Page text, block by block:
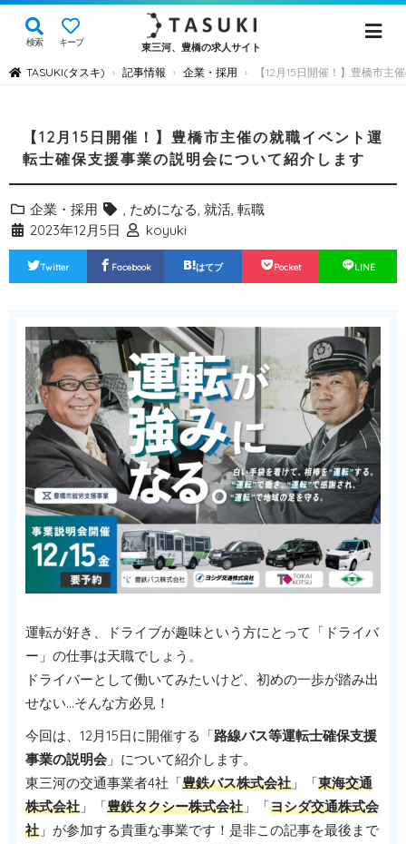
検索 キープ 東三河、豊橋の求人サイト
TASUKI(タスキ) › 記事情報 › 企業・採用 › 【12月15日開催！】豊橋市
【12月15日開催！】豊橋市主催の就職イベント運
転士確保支援事業の説明会について紹介します
企業・採用 , ためになる, 就活, 転職
2023年12月5日
koyuki
Twitter Facebook はてブ Pocket LINE
運転が好き、ドライブが趣味という方にとって「ドライバ
ー」の仕事は天職でしょう。
ドライバーとして働いてみたいけど、初めの一歩が踏み出
せない…そんな方必見！
今回は、12月15日に開催する「路線バス等運転士確保支援
事業の説明会 」について紹介します。
東三河の交通事業者4社「豊鉄バス株式会社 」「東海交通
株式会社 」「豊鉄タクシー株式会社 」「ヨシダ交通株式会
社 」が参加する貴重な事業です！是非この記事を最後まで